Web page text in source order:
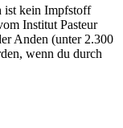
ist kein Impfstoff
Institut Pasteur
Anden (unter 2.300
wenn du durch